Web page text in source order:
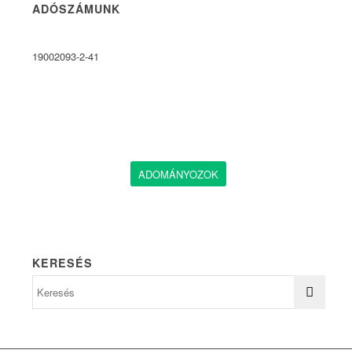
ADÓSZÁMUNK
19002093-2-41
ADOMÁNYOZOK
KERESÉS